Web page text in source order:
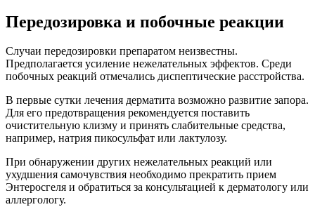
Передозировка и побочные реакции
Случаи передозировки препаратом неизвестны.
Предполагается усиление нежелательных эффектов. Среди
побочных реакций отмечались диспептические расстройства.
В первые сутки лечения дерматита возможно развитие запора.
Для его предотвращения рекомендуется поставить
очистительную клизму и принять слабительные средства,
например, натрия пикосульфат или лактулозу.
При обнаружении других нежелательных реакций или
ухудшения самочувствия необходимо прекратить прием
Энтеросгеля и обратиться за консультацией к дерматологу или
аллергологу.